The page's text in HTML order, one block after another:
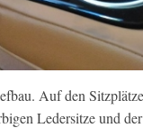
Auf den
Ledersitze und